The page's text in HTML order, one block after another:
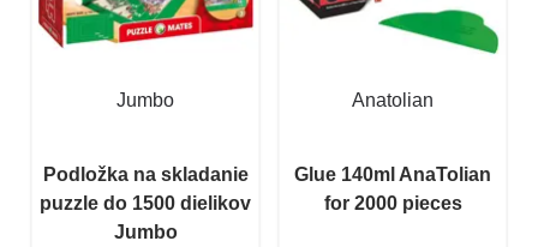
Jumbo
Podložka na skladanie
puzzle do 1500 dielikov
Jumbo
Anatolian
Glue 140ml AnaTolian
for 2000 pieces